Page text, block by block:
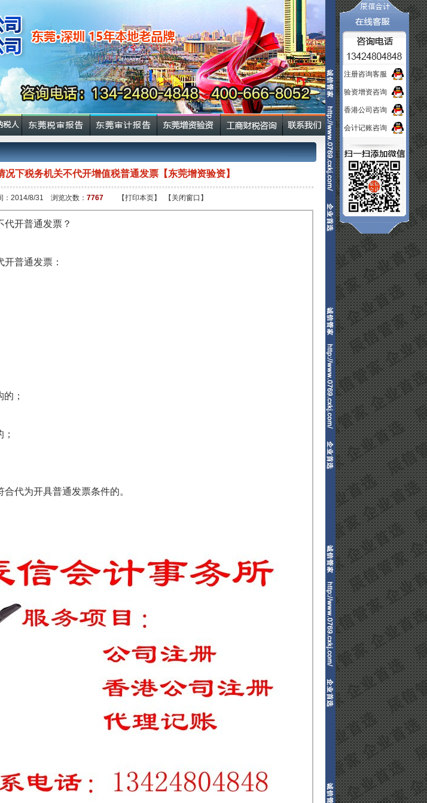
况下税务机关不代开增值税普通发票【东莞增资验资】
：2014/8/31 浏览次数： 7767 【打印本页】 【关闭窗口】
代开普通发票？
普通发票：
；
合代为开具普通发票条件的。
注册咨询客服
验资增资咨询
香港公司咨询
会计记账咨询